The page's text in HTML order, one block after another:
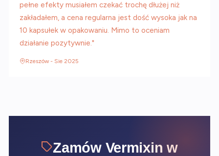
pełne efekty musiałem czekać trochę dłużej niż
zakładałem, a cena regularna jest dość wysoka jak na
10 kapsułek w opakowaniu. Mimo to oceniam
działanie pozytywnie."
Rzeszów - Sie 2025
Zamów Vermixin w